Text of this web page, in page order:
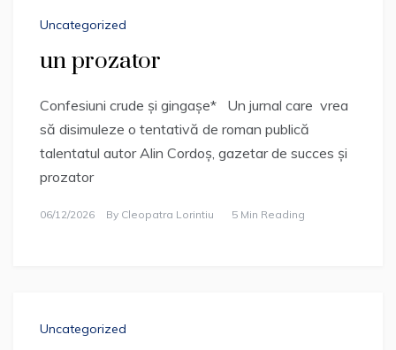
Uncategorized
un prozator
Confesiuni crude și gingașe* Un jurnal care vrea
să disimuleze o tentativă de roman publică
talentatul autor Alin Cordoș, gazetar de succes și
prozator
06/12/2026 By Cleopatra Lorintiu 5 Min Reading
Uncategorized